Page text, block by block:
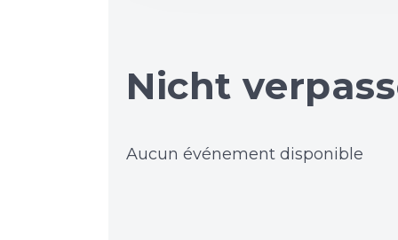
Nicht
Aucun événement disponible